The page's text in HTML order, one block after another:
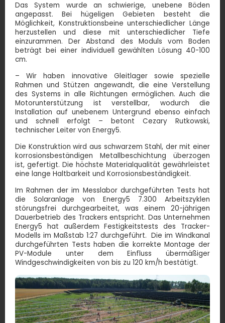
Das System wurde an schwierige, unebene Böden
angepasst. Bei hügeligen Gebieten besteht die
Möglichkeit, Konstruktionsbeine unterschiedlicher Länge
herzustellen und diese mit unterschiedlicher Tiefe
einzurammen. Der Abstand des Moduls vom Boden
beträgt bei einer individuell gewählten Lösung 40-100
cm.
– Wir haben innovative Gleitlager sowie spezielle
Rahmen und Stützen angewandt, die eine Verstellung
des Systems in alle Richtungen ermöglichen. Auch die
Motorunterstützung ist verstellbar, wodurch die
Installation auf unebenem Untergrund ebenso einfach
und schnell erfolgt – betont Cezary Rutkowski,
technischer Leiter von Energy5.
Die Konstruktion wird aus schwarzem Stahl, der mit einer
korrosionsbeständigen Metallbeschichtung überzogen
ist, gefertigt. Die höchste Materialqualität gewährleistet
eine lange Haltbarkeit und Korrosionsbeständigkeit.
Im Rahmen der im Messlabor durchgeführten Tests hat
die Solaranlage von Energy5 7.300 Arbeitszyklen
störungsfrei durchgearbeitet, was einem 20-jährigen
Dauerbetrieb des Trackers entspricht. Das Unternehmen
Energy5 hat außerdem Festigkeitstests des Tracker-
Modells im Maßstab 1:27 durchgeführt. Die im Windkanal
durchgeführten Tests haben die korrekte Montage der
PV-Module unter dem Einfluss übermäßiger
Windgeschwindigkeiten von bis zu 120 km/h bestätigt.